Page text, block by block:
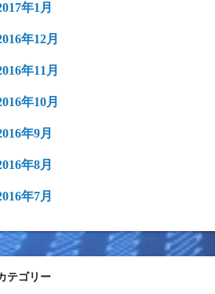
年1月
年12月
年11月
年10月
年9月
年8月
年7月
テゴリー